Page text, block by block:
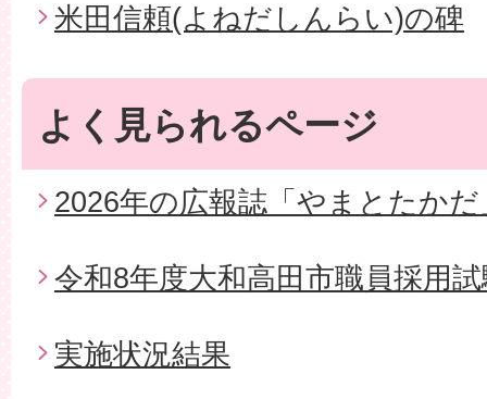
米田信頼(よねだしんらい)の碑
よく見られるページ
2026年の広報誌「やまとたかだ
令和8年度大和高田市職員採用
実施状況結果